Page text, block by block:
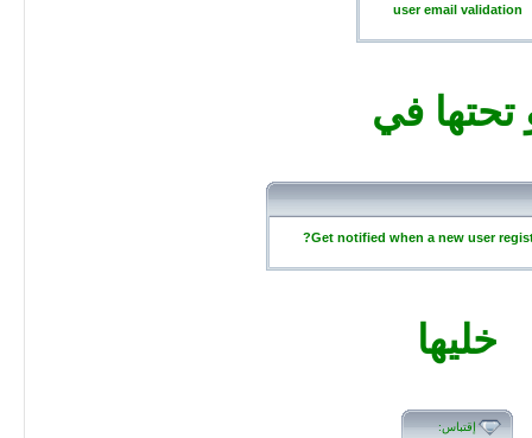
user email validation
تحتها في
Get notified when a new user
خليها
إقتباس: